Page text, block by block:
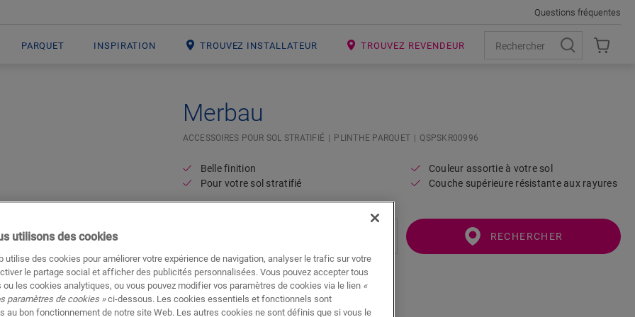
PARQUET INSPIRATION TROUVEZ INSTALLATEUR TROUVEZ REVENDEUR
Questions fréquentes
Merbau
ACCESSOIRES POUR SOL STRATIFIÉ PLINTHE PARQUET QSPSKR00996
Belle finition
Pour votre sol stratifié
Couleur assortie à votre sol
Couche supérieure résistante aux rayures
RECHERCHER
utilisons des cookies
utilise des cookies pour améliorer votre expérience de navigation, analyser le trafic sur votre
le partage social et afficher des publicités personnalisées. Vous pouvez accepter tous
ou les cookies analytiques, ou vous pouvez modifier vos paramètres de cookies via le lien «
paramètres de cookies »ci-dessous. Les cookies essentiels et fonctionnels sont
au bon fonctionnement de notre site Web. Les autres cookies ne sont définis que si vous le